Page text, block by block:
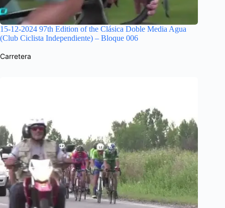
15-12-2024 97th Edition of the Clásica Doble Media Agua
(Club Ciclista Independiente) – Bloque 006
Carretera